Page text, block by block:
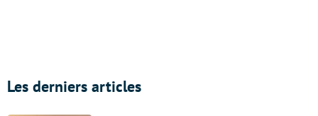
Les derniers articles